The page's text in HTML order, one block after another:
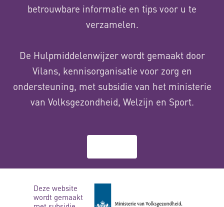
betrouwbare informatie en tips voor u te
verzamelen.
De Hulpmiddelenwijzer wordt gemaakt door
Vilans, kennisorganisatie voor zorg en
ondersteuning, met subsidie van het ministerie
van Volksgezondheid, Welzijn en Sport.
Deze website
wordt gemaakt